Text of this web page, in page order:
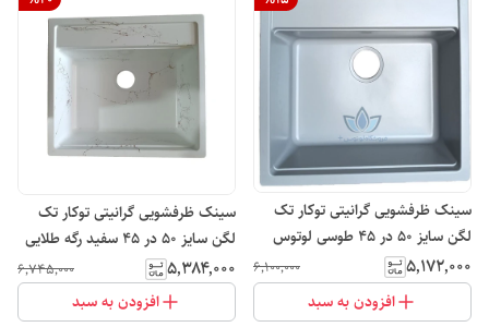
سینک ظرفشویی گرانیتی توکار تک
لگن سایز 50 در 45 طوسی لوتوس
۵٬۱۷۲٬۰۰۰ ۶٬۱۰۰٬۰۰۰
افزودن به سبد
سینک ظرفشویی گرانیتی توکار تک
لگن سایز 50 در 45 سفید رگه طلایی
لوتوس
۵٬۳۸۴٬۰۰۰ ۶٬۷۴۵٬۰۰۰
افزودن به سبد